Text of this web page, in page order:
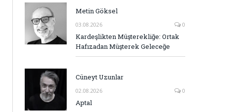
Metin Göksel
03.08.2026 0
Kardeşlikten Müşterekliğe: Ortak
Hafızadan Müşterek Geleceğe
Cüneyt Uzunlar
02.08.2026 0
Aptal